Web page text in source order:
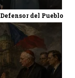
del Pueblo